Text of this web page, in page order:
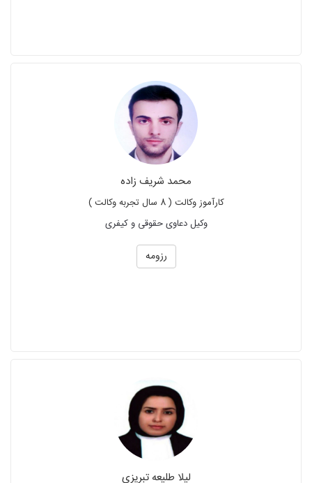
محمد شریف زاده
کارآموز وکالت ( 8 سال تجربه وکالت )
وکیل دعاوی حقوقی و کیفری
رزومه
لیلا طلیعه تبریزی